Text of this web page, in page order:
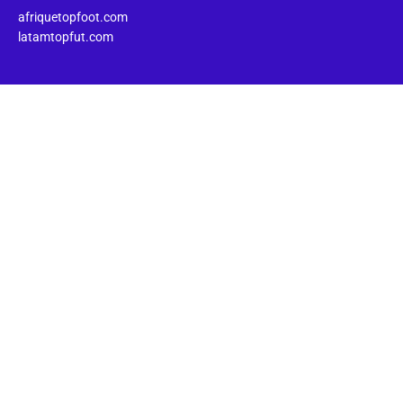
afriquetopfoot.com
latamtopfut.com